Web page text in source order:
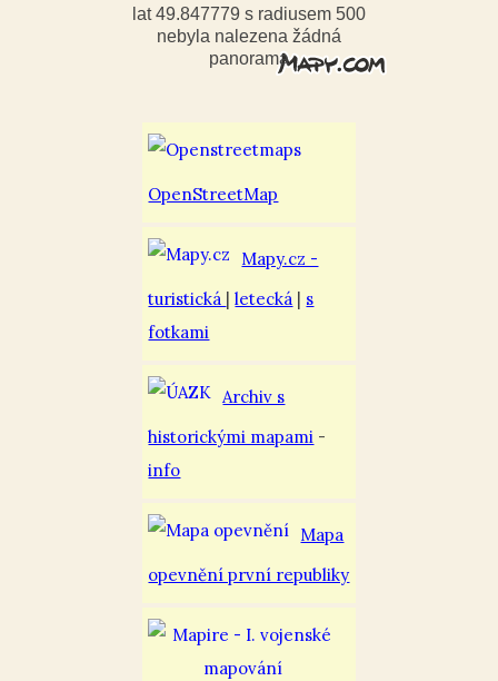
lat 49.847779 s radiusem 500
nebyla nalezena žádná
panorama
OpenStreetMap
Mapy.cz -
turistická |letecká | s
fotkami
Archiv s
historickými mapami -
info
Mapa
opevnění první republiky